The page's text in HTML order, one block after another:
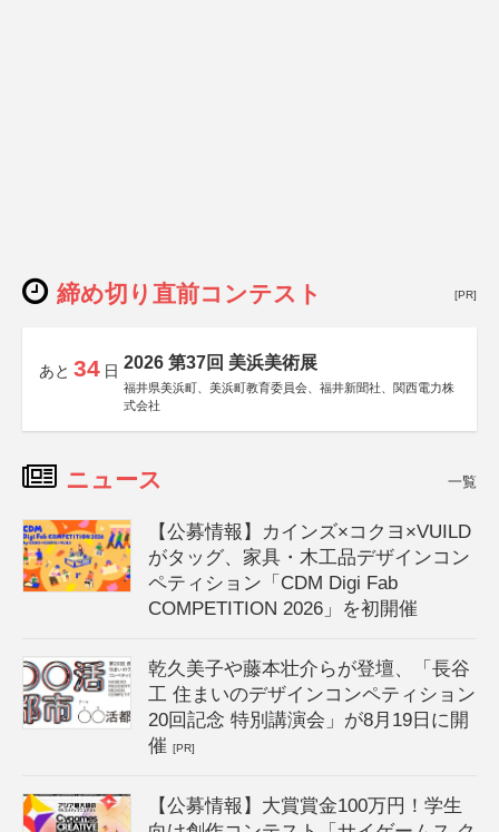
締め切り直前コンテスト [PR]
あと 34 日 2026 第37回 美浜美術展
福井県美浜町、美浜町教育委員会、福井新聞社、関西電力株
式会社
ニュース 一覧
【公募情報】カインズ×コクヨ×VUILD
がタッグ、家具・木工品デザインコン
ペティション「CDM Digi Fab
COMPETITION 2026」を初開催
乾久美子や藤本壮介らが登壇、「長谷
工 住まいのデザインコンペティション
20回記念 特別講演会」が8月19日に開
催[PR]
【公募情報】大賞賞金100万円！学生